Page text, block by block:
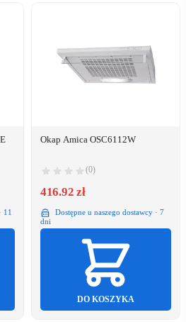
11
Okap Amica OSC6112W
(0)
416.92 zł
Dostępne u naszego dostawcy · 7
dni
DO KOSZYKA